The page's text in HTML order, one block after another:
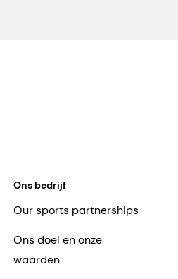
Ons bedrijf
Our sports partnerships
Ons doel en onze
waarden